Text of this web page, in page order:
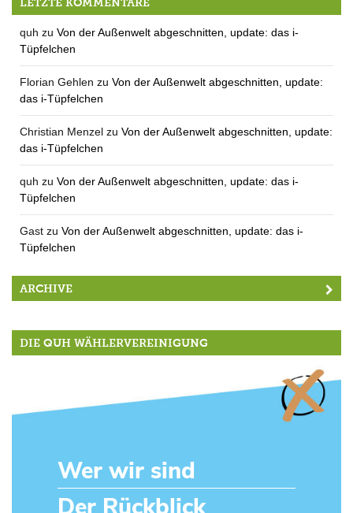
LETZTE KOMMENTARE
quh zu Von der Außenwelt abgeschnitten, update: das i-
Tüpfelchen
Florian Gehlen zu Von der Außenwelt abgeschnitten, update:
das i-Tüpfelchen
Christian Menzel zu Von der Außenwelt abgeschnitten, update:
das i-Tüpfelchen
quh zu Von der Außenwelt abgeschnitten, update: das i-
Tüpfelchen
Gast zu Von der Außenwelt abgeschnitten, update: das i-
Tüpfelchen
ARCHIVE
DIE QUH WÄHLERVEREINIGUNG
Wer wir sind
Der Rückblick